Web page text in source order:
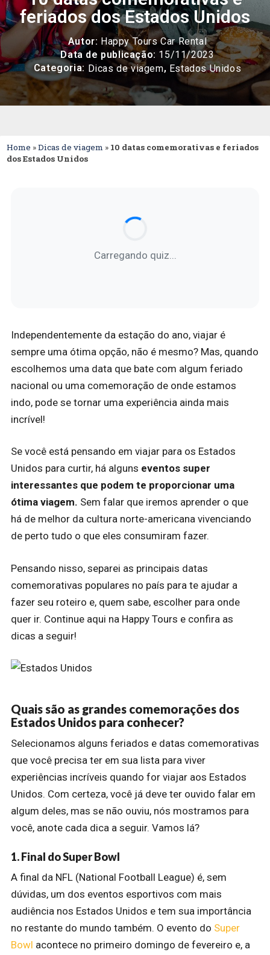
feriados dos Estados Unidos
Autor: Happy Tours Car Rental
Data de publicação: 15/11/2023
Categoria: Dicas de viagem, Estados Unidos
Home »Dicas de viagem » 10 datas comemorativas e feriados
dos Estados Unidos
Carregando quiz...
Independentemente da estação do ano, viajar é
sempre uma ótima opção, não é mesmo? Mas, quando
escolhemos uma data que bate com algum feriado
nacional ou uma comemoração de onde estamos
indo, pode se tornar uma experiência ainda mais
incrível!
Se você está pensando em viajar para os Estados
Unidos para curtir, há alguns eventos super
interessantes que podem te proporcionar uma
ótima viagem. Sem falar que iremos aprender o que
há de melhor da cultura norte-americana vivenciando
de perto tudo o que eles consumiram fazer.
Pensando nisso, separei as principais datas
comemorativas populares no país para te ajudar a
fazer seu roteiro e, quem sabe, escolher para onde
quer ir. Continue aqui na Happy Tours e confira as
dicas a seguir!
Quais são as grandes comemorações dos
Estados Unidos para conhecer?
Selecionamos alguns feriados e datas comemorativas
que você precisa ter em sua lista para viver
experiências incríveis quando for viajar aos Estados
Unidos. Com certeza, você já deve ter ouvido falar em
algum deles, mas se não ouviu, nós mostramos para
você, anote cada dica a seguir. Vamos lá?
1. Final do Super Bowl
A final da NFL (National Football League) é, sem
dúvidas, um dos eventos esportivos com mais
audiência nos Estados Unidos e tem sua importância
no restante do mundo também. O evento do Super
Bowl acontece no primeiro domingo de fevereiro e, a